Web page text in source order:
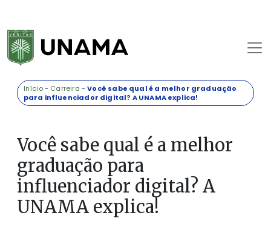
Início- Carreira -Você sabe qual é a melhor graduação
para influenciador digital? A UNAMA explica!
Você sabe qual é a melhor
graduação para
influenciador digital? A
UNAMA explica!